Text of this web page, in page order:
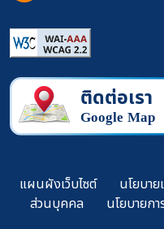
แผนผังเว็บไซต์ นโยบาย
ส่วนบุคคล
นโยบายก